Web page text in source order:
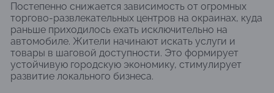
Постепенно снижается зависимость от огромных
торгово-развлекательных центров на окраинах, куда
раньше приходилось ехать исключительно на
автомобиле. Жители начинают искать услуги и
товары в шаговой доступности. Это формирует
устойчивую городскую экономику, стимулирует
развитие локального бизнеса.